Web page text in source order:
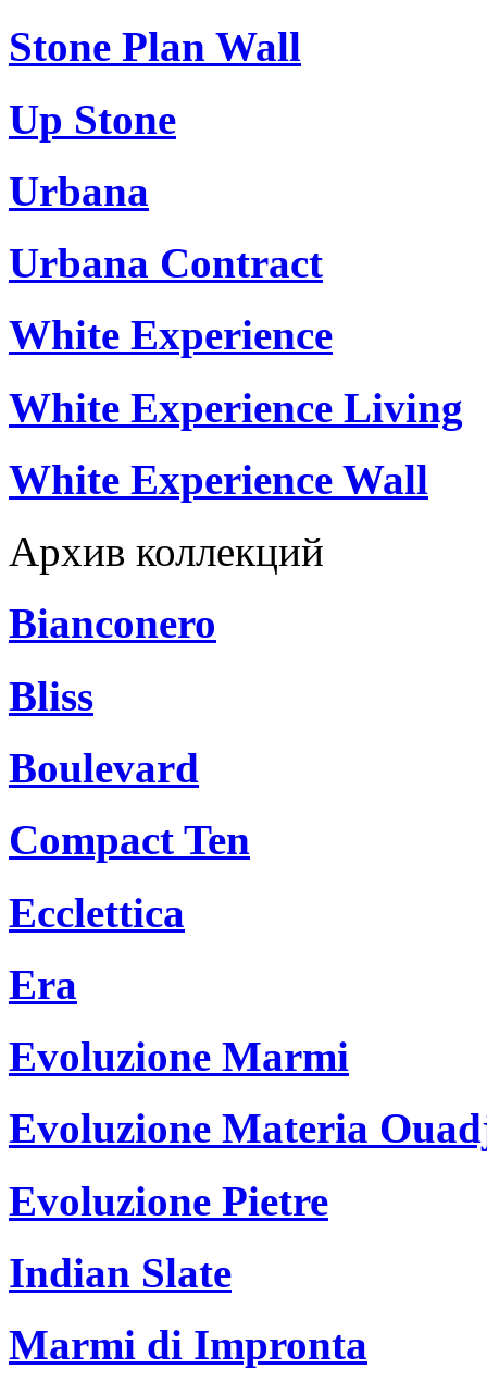
Stone Plan Wall
Up Stone
Urbana
Urbana Contract
White Experience
White Experience Living
White Experience Wall
Архив коллекций
Bianconero
Bliss
Boulevard
Compact Ten
Ecclettica
Era
Evoluzione Marmi
Evoluzione Materia
Evoluzione Pietre
Indian Slate
Marmi di Impronta